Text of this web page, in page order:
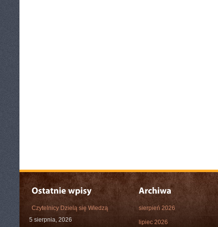
Czytelnicy Dzielą się Wiedzą
5 sierpnia, 2026
sierpień 2026
lipiec 2026